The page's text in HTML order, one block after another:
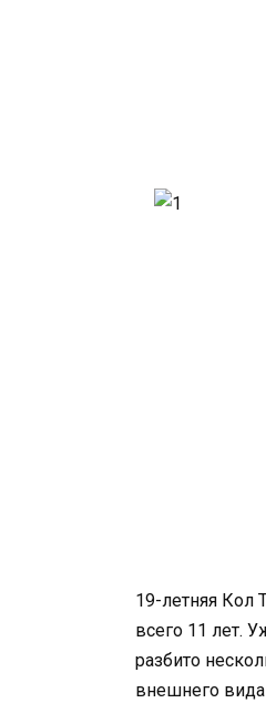
19-летняя Кол
всего 11 лет.
разбито
внешнего вида